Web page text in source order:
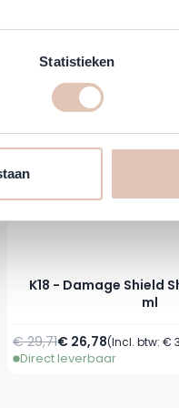
Statistieken
K18 - Damage Shield
ml
Speciale prijs
€ 26,78
Normale prijs
€ 29,71 (Incl. btw:€
Direct leverbaar